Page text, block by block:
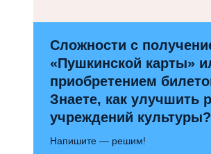
Сложности с
«Пушкинской карты»
приобретением
Знаете, как улучшить
учреждений культуры?
Напишите — решим!